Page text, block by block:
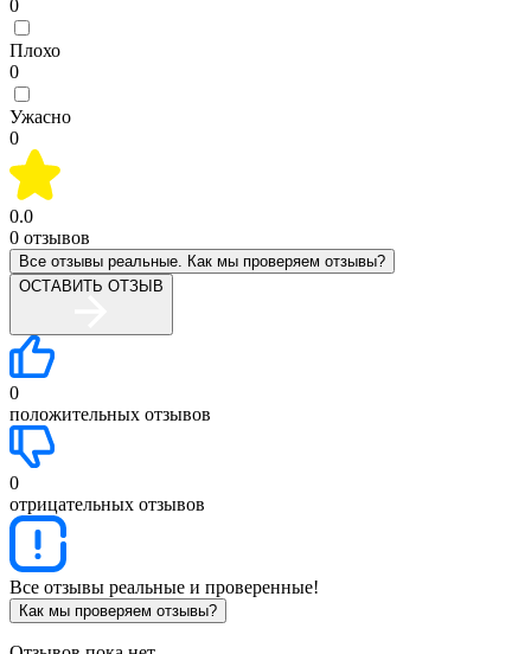
0
Плохо
0
Ужасно
0
0.0
0 отзывов
Все отзывы реальные. Как мы проверяем отзывы?
ОСТАВИТЬ ОТЗЫВ
0
положительных отзывов
0
отрицательных отзывов
Все отзывы реальные и проверенные!
Как мы проверяем отзывы?